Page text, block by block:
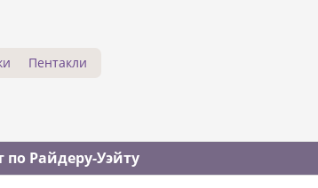
Пентакли
Райдеру-Уэйту